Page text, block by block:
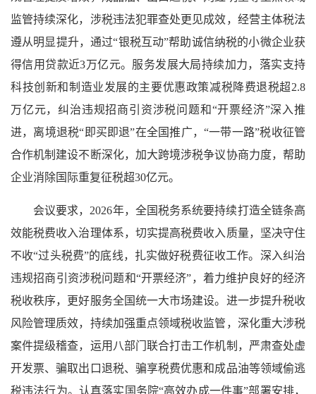
监管持续深化，涉税违法犯罪查处更见成效，经营主体税法
遵从明显提升，通过“银税互动”帮助诚信纳税的小微企业获
得信用贷款近3万亿元。服务发展大局持续加力，落实支持
科技创新和制造业发展的主要优惠政策减税降费退税超2.8
万亿元，纠治违规招商引资涉税问题和“开票经济”深入推
进，离境退税“即买即退”在全国推广，“一带一路”税收征管
合作机制建设不断深化，加大跨境涉税争议协商力度，帮助
企业消除国际重复征税超30亿元。
会议要求，2026年，全国税务系统要持续打造全链条高
效能税费收入治理体系，切实提高税费收入质量，坚决守住
不收“过头税费”的底线，扎实做好税费征收工作。深入纠治
违规招商引资涉税问题和“开票经济”，着力维护良好的经济
税收秩序，更好服务全国统一大市场建设。进一步提升税收
风险管理质效，持续加强重点领域税收监管，深化重大涉税
案件提级稽查，运用八部门联合打击工作机制，严肃查处虚
开发票、骗取出口退税、骗享税费优惠和成品油等领域偷逃
税违法行为。认真落实国务院“高效办成一件事”部署安排，